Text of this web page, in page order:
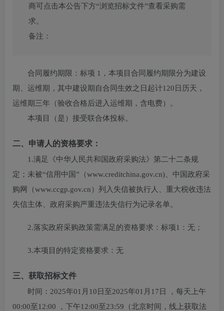
商可点击本公告下方“浏览招标文件”查看采购需
求。
备注：
合同履约期限： 标项 1，本项目合同履约期限分为建设
期、运维期，其中建设期自合同生效之日起计120日历天，
运维期三年（验收合格后进入运维期，含电费）。
本项目（是）接受联合体投标。
二、申请人的资格要求：
1.满足《中华人民共和国政府采购法》第二十二条规
定；未被“信用中国”（www.creditchina.gov.cn)、中国政府采
购网（www.ccgp.gov.cn）列入失信被执行人、重大税收违法
失信主体、政府采购严重违法失信行为记录名单。
2.落实政府采购政策需满足的资格要求： 标项1：无；
3.本项目的特定资格要求： 无
三、获取招标文件
时间： 2025年01月10日 至2025年01月17日
，每天上午
00:00至12:00 ，下午12:00至23:59 （北京时间，线上获取法